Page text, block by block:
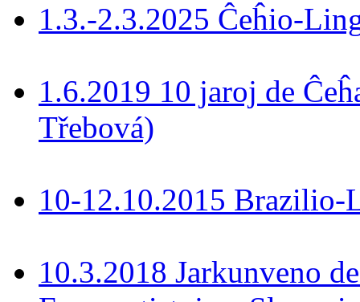
1.3.-2.3.2025 Ĉeĥio-
1.6.2019 10 jaroj de
Třebová)
10-12.10.2015
10.3.2018 Jarkunveno